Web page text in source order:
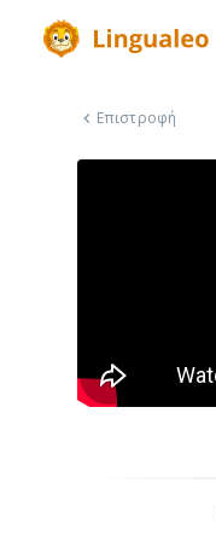
Επιστροφή